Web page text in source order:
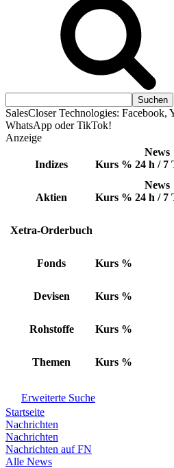
SalesCloser Technologies: Facebook,
WhatsApp oder TikTok!
Anzeige
Indizes Kurs %
News
24 h / 7
Aktien Kurs %
News
24 h / 7
Xetra-Orderbuch
Fonds Kurs %
Devisen Kurs %
Rohstoffe Kurs %
Themen Kurs %
Erweiterte Suche
Startseite
Nachrichten
Nachrichten
Nachrichten auf FN
Alle News